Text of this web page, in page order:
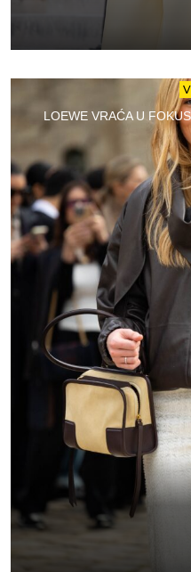
LOEWE VRAĆA U